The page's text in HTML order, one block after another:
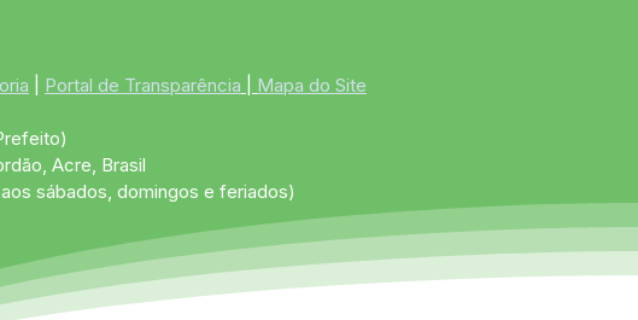
Portal de Transparência Mapa do Site
Acre, Brasil
sábados, domingos e feriados)